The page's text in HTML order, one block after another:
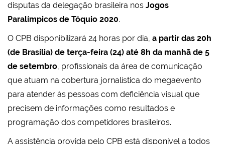
disputas da delegação brasileira nos Jogos
Paralímpicos de Tóquio 2020.
O CPB disponibilizará 24 horas por dia, a partir das 20h
(de Brasília) de terça-feira (24) até 8h da manhã de 5
de setembro, profissionais da área de comunicação
que atuam na cobertura jornalística do megaevento
para atender às pessoas com deficiência visual que
precisem de informações como resultados e
programação dos competidores brasileiros.
A assistência provida pelo CPB está disponível a todos